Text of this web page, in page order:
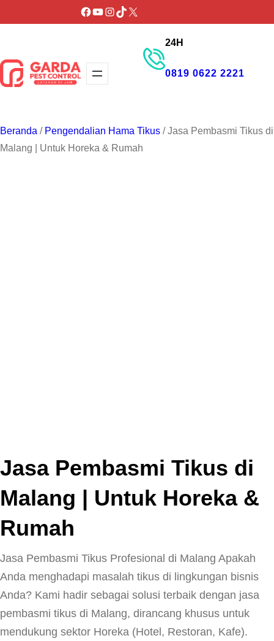
ke
Facebook
YouTube
Instagram
TikTok
X
24H
0819 0622 2221
Beranda / Pengendalian Hama Tikus / Jasa Pembasmi Tikus di
Malang | Untuk Horeka & Rumah
Jasa Pembasmi Tikus di
Malang | Untuk Horeka &
Rumah
Jasa Pembasmi Tikus Profesional di Malang Apakah
Anda menghadapi masalah tikus di lingkungan bisnis
Anda? Kami hadir sebagai solusi terbaik dengan jasa
pembasmi tikus di Malang, dirancang khusus untuk
mendukung sektor Horeka (Hotel, Restoran, Kafe).